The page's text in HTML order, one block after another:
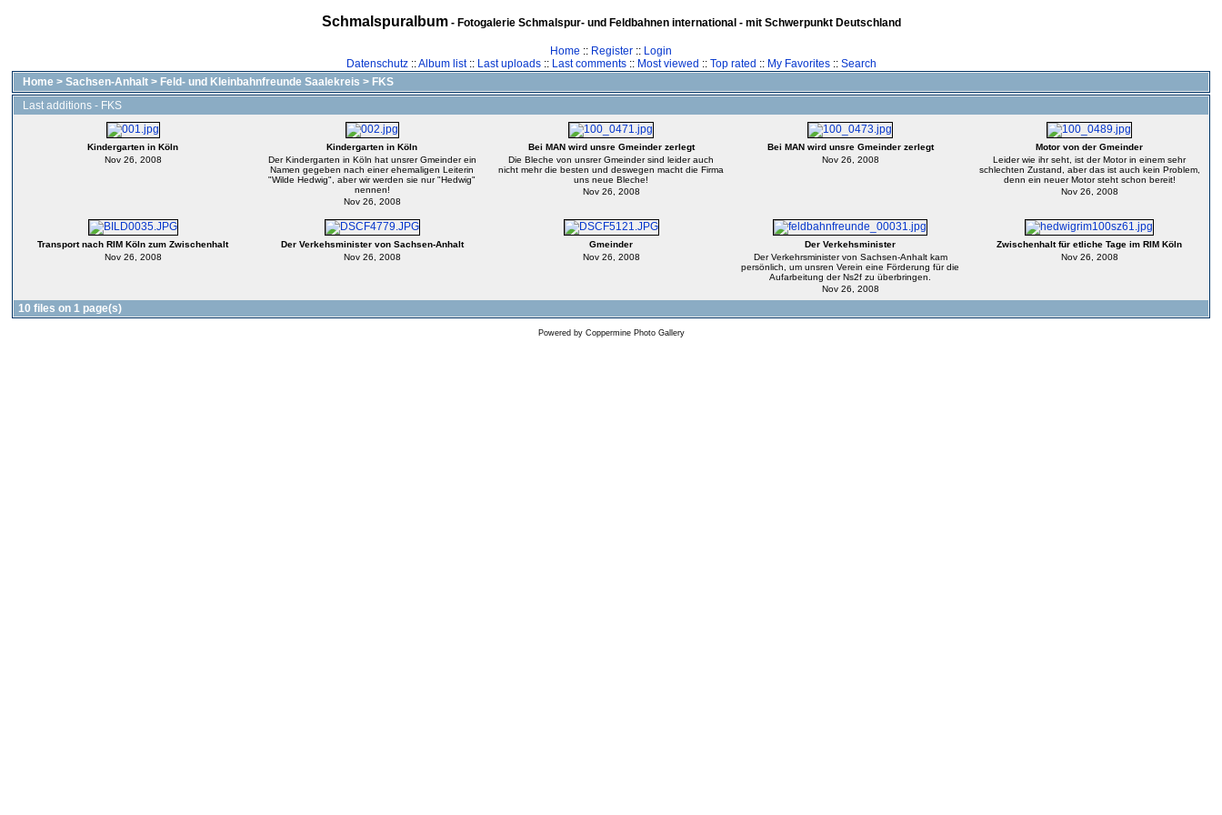
Schmalspuralbum- Fotogalerie Schmalspur- und Feldbahnen international - mit Schwerpunkt Deutschland
Home :: Register :: Login
Datenschutz::Album list:: Last uploads:: Last comments:: Most viewed :: Top rated :: My Favorites:: Search
Home > Sachsen-Anhalt > Feld- und Kleinbahnfreunde Saalekreis > FKS
Last additions - FKS
Kindergarten in Köln
Nov 26, 2008
Kindergarten in Köln
Der Kindergarten in Köln hat unsrer Gmeinder ein
Namen gegeben nach einer ehemaligen Leiterin
"Wilde Hedwig", aber wir werden sie nur "Hedwig"
nennen!
Nov 26, 2008
Bei MAN wird unsre Gmeinder zerlegt
Die Bleche von unsrer Gmeinder sind leider auch
nicht mehr die besten und deswegen macht die Firma
uns neue Bleche!
Nov 26, 2008
Bei MAN wird unsre Gmeinder zerlegt
Nov 26, 2008
Motor von der Gmeinder
Leider wie ihr seht, ist der Motor in einem sehr
schlechten Zustand, aber das ist auch kein Problem,
denn ein neuer Motor steht schon bereit!
Nov 26, 2008
Transport nach RIM Köln zum Zwischenhalt
Nov 26, 2008
Der Verkehsminister von Sachsen-Anhalt
Nov 26, 2008
Gmeinder
Nov 26, 2008
Der Verkehsminister
Der Verkehrsminister von Sachsen-Anhalt kam
persönlich, um unsren Verein eine Förderung für die
Aufarbeitung der Ns2f zu überbringen.
Nov 26, 2008
Zwischenhalt für etliche Tage im RIM Köln
Nov 26, 2008
10 files on 1 page(s)
Powered by Coppermine Photo Gallery